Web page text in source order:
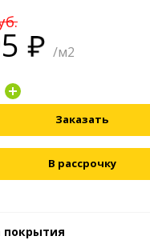
/м2
Заказать
В рассрочку
покрытия